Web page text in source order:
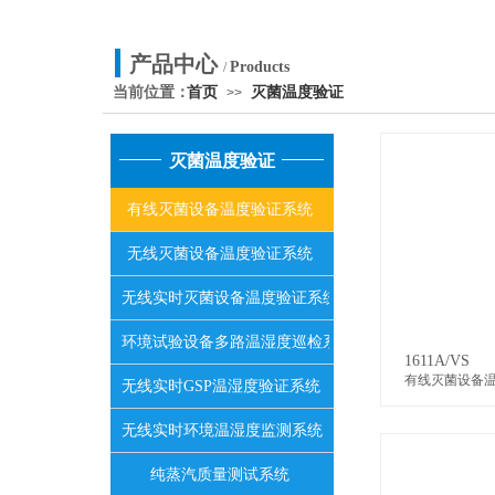
产品中心 /Products
当前位置：首页 >> 灭菌温度验证
1611A/VS
有线灭菌设备
灭菌温度验证
有线灭菌设备温度验证系统
无线灭菌设备温度验证系统
无线实时灭菌设备温度验证系统
环境试验设备多路温湿度巡检系统
无线实时GSP温湿度验证系统
无线实时环境温湿度监测系统
纯蒸汽质量测试系统